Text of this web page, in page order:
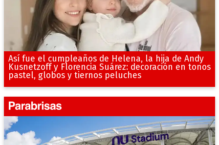
Así fue el cumpleaños de Helena, la hija de Andy
Kusnetzoff y Florencia Suárez: decoración en tonos
pastel, globos y tiernos peluches